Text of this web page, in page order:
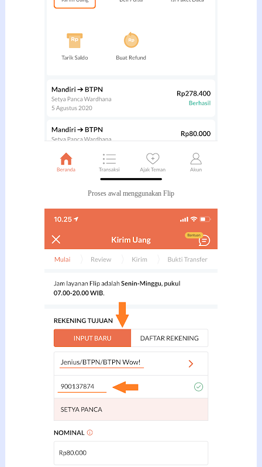
Proses awal menggunakan Flip